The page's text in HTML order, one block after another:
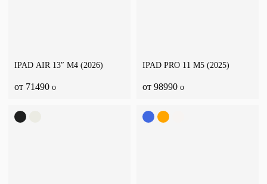
IPAD AIR 13″ M4 (2026)
от 71490 o
IPAD PRO 11 M5 (2025)
от 98990 o